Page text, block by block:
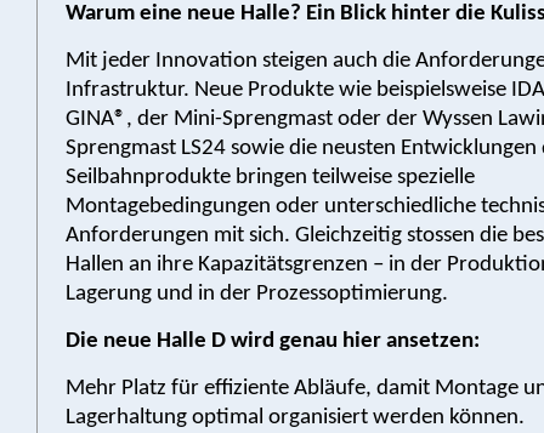
Warum eine neue Halle? Ein Blick hinter die
Mit jeder Innovation steigen auch die
Infrastruktur. Neue Produkte wie beispielsweise
GINA®, der Mini-Sprengmast oder der Wyssen
Sprengmast LS24 sowie die neusten Entwicklungen
Seilbahnprodukte bringen teilweise spezielle
Montagebedingungen oder unterschiedliche
Anforderungen mit sich. Gleichzeitig stossen die
Hallen an ihre Kapazitätsgrenzen – in der
Lagerung und in der Prozessoptimierung.
Die neue Halle D wird genau hier ansetzen:
Mehr Platz für effiziente Abläufe, damit Montage
Lagerhaltung optimal organisiert werden können.